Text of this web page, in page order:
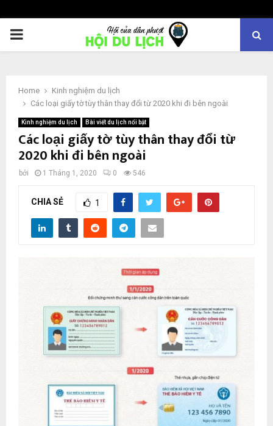
PRIMARY
Home
Kinh nghiệm du lịch
Các loại giấy tờ tùy thân thay đổi từ 2020 khi đi bên ngoài
Kinh nghiệm du lịch Bài viết du lịch nổi bật
Các loại giấy tờ tùy thân thay đổi từ
2020 khi đi bên ngoài
bởi 1 Tháng 1, 2020 0 546
CHIA SẺ 1